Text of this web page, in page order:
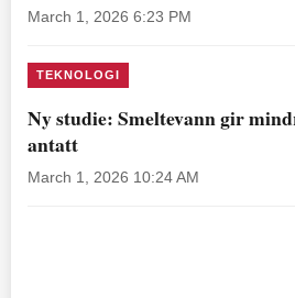
March 1, 2026 6:23 PM
TEKNOLOGI
Ny studie: Smeltevann gir
antatt
March 1, 2026 10:24 AM